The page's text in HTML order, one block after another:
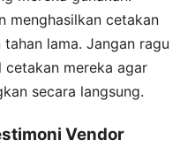
menghasilkan cetakan
lama. Jangan ragu
mereka agar
secara langsung.
Vendor